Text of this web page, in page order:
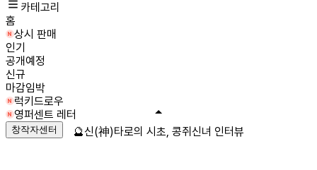
카테고리
홈
상시 판매
인기
공개예정
신규
마감임박
럭키드로우
영퍼센트 레터
창작자센터 🔮신(神)타로의 시초, 콩쥐신녀 인터뷰